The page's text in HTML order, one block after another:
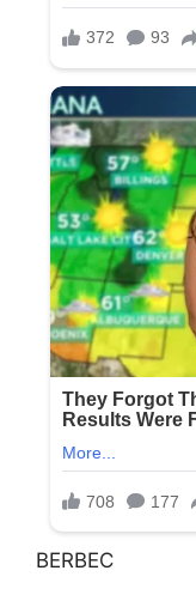
BERBEC